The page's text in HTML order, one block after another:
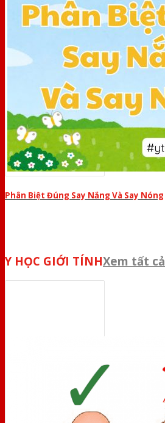
Phân Biệt Đúng Say Nắng Và Say Nóng
Y HỌC GIỚI TÍNHXem tất cả